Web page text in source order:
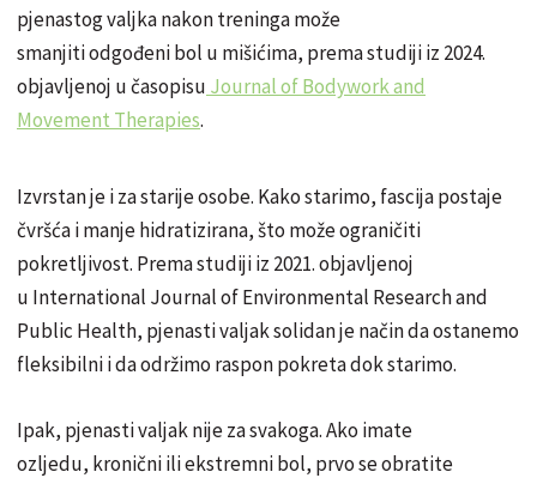
pjenastog valjka nakon treninga može
smanjiti odgođeni bol u mišićima, prema studiji iz 2024.
objavljenoj u časopisu Journal of Bodywork and
Movement Therapies.
Izvrstan je i za starije osobe. Kako starimo, fascija postaje
čvršća i manje hidratizirana, što može ograničiti
pokretljivost. Prema studiji iz 2021. objavljenoj
u International Journal of Environmental Research and
Public Health, pjenasti valjak solidan je način da ostanemo
fleksibilni i da održimo raspon pokreta dok starimo.
Ipak, pjenasti valjak nije za svakoga. Ako imate
ozljedu, kronični ili ekstremni bol, prvo se obratite